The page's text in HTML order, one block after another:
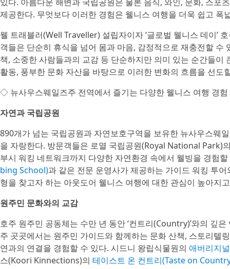
제공한다. 무엇보다 이러한 경험은 웰니스 여행을 더욱 쉽고 폭
웰 트래블러(Well Traveller) 설립자이자 ‘글로벌 웰니스 데이’
객들은 단순히 휴식을 넘어 몸과 마음, 감정적으로 재충전할
책, 소중한 사람들과의 교감 등 단순하지만 의미 있는 순간들
활동, 풍부한 문화 자산을 바탕으로 이러한 변화의 흐름을 선도
◇ 뉴사우스웨일즈주 전역에서 즐기는 다양한 웰니스 여행 경험
자연과 국립공원
890개가 넘는 국립공원과 자연보호구역을 보유한 뉴사우스웨
을 자랑한다. 방문객들은 로열 국립공원(Royal National
부시 워킹 네트워크까지 다양한 자연환경 속에서 웰빙을 경험
bing School)과 같은 전문 운영사가 제공하는 가이드 워킹 투
형을 찾고자 하는 아웃도어 웰니스 여행에 대한 관심이 높아지
원주민 문화와의 교감
호주 원주민 공동체는 수만 년 동안 ‘컨트리(Country)’와의 깊
주 곳곳에서는 원주민 가이드와 함께하는 문화 산책, 스토리텔
연과의 연결을 경험할 수 있다. 시드니 왕립식물원의 애버리지
스(Koori Kinnections)의 테이스트 온 컨트리(Taste on